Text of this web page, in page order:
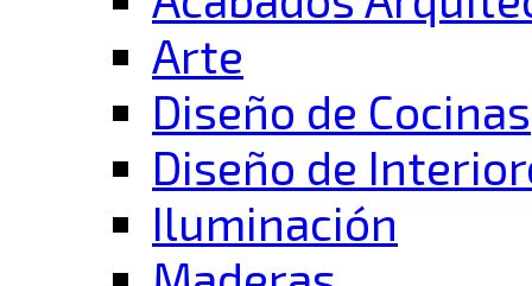
Arte
Diseño de Cocinas
Diseño de
Iluminación